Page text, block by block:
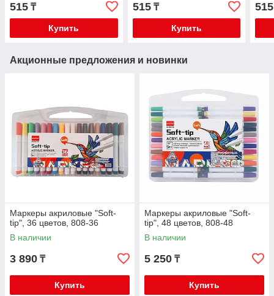
515 ₸
Купить
515₸
Купить
515
Акционные предложения и новинки
Маркеры акриловые "Soft-
tip", 36 цветов, 808-36
В наличии
3 890 ₸
Купить
Маркеры акриловые "Soft-
tip", 48 цветов, 808-48
В наличии
5 250 ₸
Купить